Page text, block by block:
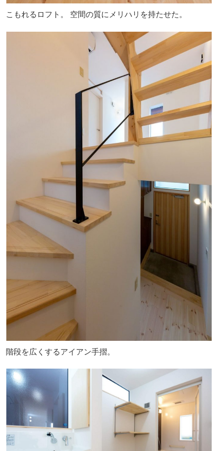
こもれるロフト。 空間の質にメリハリを持たせた。
階段を広くするアイアン手摺。